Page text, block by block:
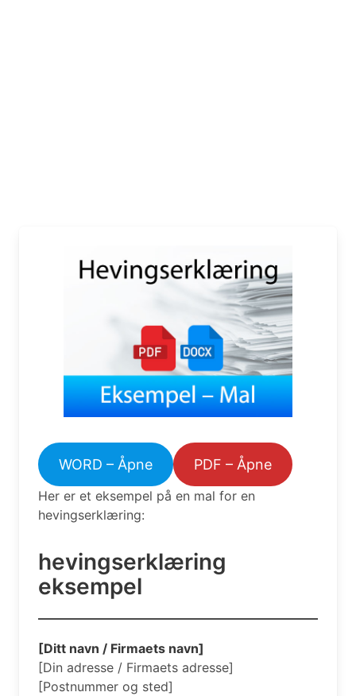
WORD – Åpne PDF – Åpne
Her er et eksempel på en mal for en
hevingserklæring:
hevingserklæring
eksempel
[Ditt navn / Firmaets navn]
[Din adresse / Firmaets adresse]
[Postnummer og sted]